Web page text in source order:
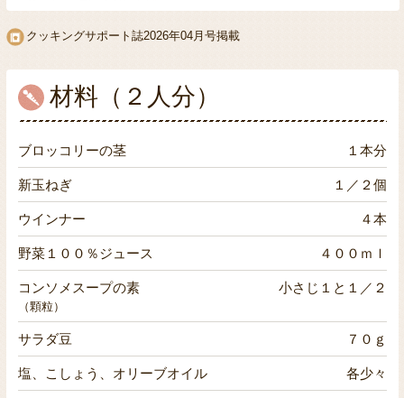
クッキングサポート誌2026年04月号掲載
材料（２人分）
ブロッコリーの茎 １本分
新玉ねぎ １／２個
ウインナー ４本
野菜１００％ジュース ４００ｍｌ
コンソメスープの素 小さじ１と１／２
（顆粒）
サラダ豆 ７０ｇ
塩、こしょう、オリーブオイル 各少々